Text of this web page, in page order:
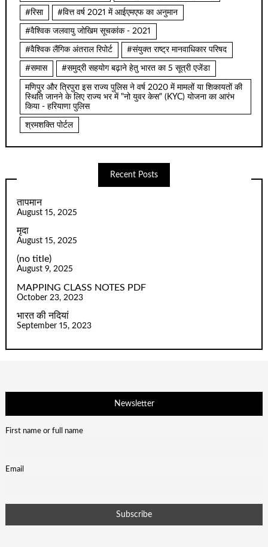
#रिसा #वित्त वर्ष 2021 में आईएमएफ का अनुमान
#वैश्विक जलवायु जोखिम सूचकांक - 2021
#वैश्विक लैंगिक अंतराल रिपोर्ट #संयुक्त राष्ट्र मानवाधिकार परिषद
#समास #समुद्री सहयोग बढ़ाने हेतु भारत का 5 सूत्री एजेंडा
मणिपुर और त्रिपुरा इस राज्य पुलिस ने वर्ष 2020 में मामलों या शिकायतों की
स्थिति जानने के लिए राज्य भर में "नो युवर केस" (KYC) योजना का आरंभ
किया - हरियाणा पुलिस
श्रमशक्ति पोर्टल
Recent Posts
तापमान
August 15, 2025
मृदा
August 15, 2025
(no title)
August 9, 2025
MAPPING CLASS NOTES PDF
October 23, 2023
भारत की नदियां
September 15, 2023
Newsletter
First name or full name
Email